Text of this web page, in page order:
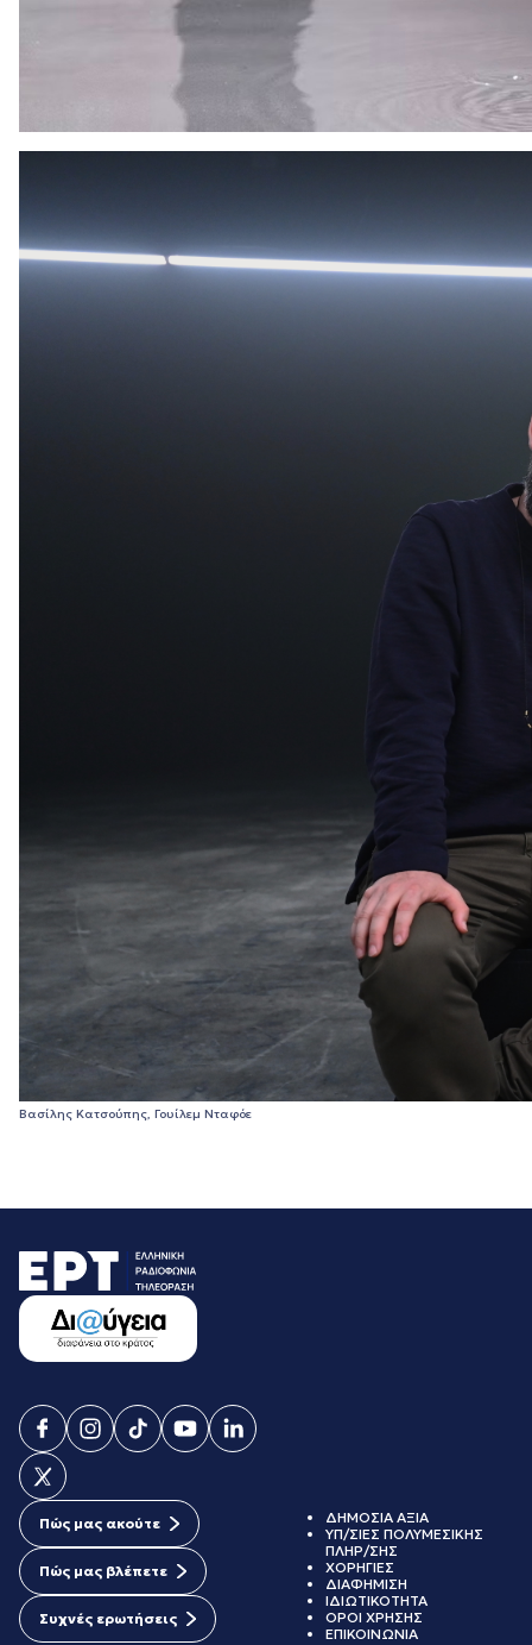
Βασίλης Κατσούπης, Γουίλεμ Νταφόε
Πώς μας ακούτε
Πώς μας βλέπετε
Συχνές ερωτήσεις
ΔΗΜΟΣΙΑ ΑΞΙΑ
ΥΠ/ΣΙΕΣ ΠΟΛΥΜΕΣΙΚΗΣ
ΠΛΗΡ/ΣΗΣ
ΧΟΡΗΓΙΕΣ
ΔΙΑΦΗΜΙΣΗ
ΙΔΙΩΤΙΚΟΤΗΤΑ
ΟΡΟΙ ΧΡΗΣΗΣ
ΕΠΙΚΟΙΝΩΝΙΑ